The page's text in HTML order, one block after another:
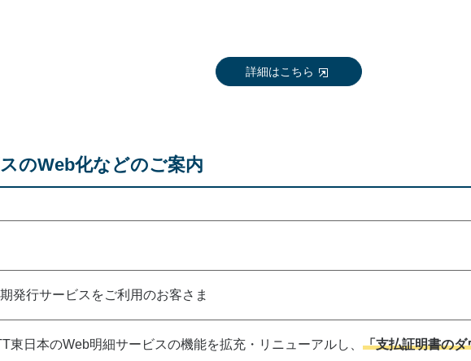
詳細はこちら
のWeb化などのご案内
発行サービスをご利用のお客さま
東日本のWeb明細サービスの機能を拡充・リニューアルし、 「支払証明書の